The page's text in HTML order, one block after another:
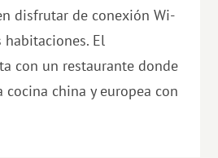
disfrutar de conexión Wi-
El
con un restaurante donde
cocina china y europea con